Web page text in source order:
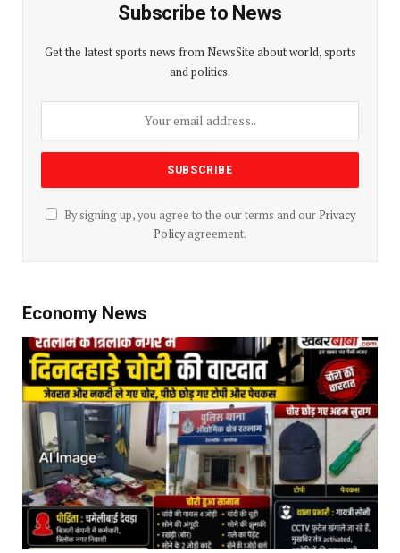
Subscribe to News
Get the latest sports news from NewsSite about world, sports
and politics.
By signing up, you agree to the our terms and our Privacy
Policyagreement.
Economy News